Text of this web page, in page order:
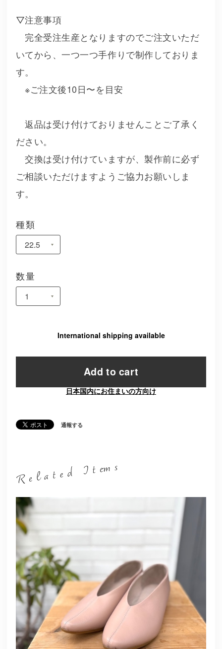
▽注意事項
完全受注生産となりますのでご注文いただ
いてから、一つ一つ手作りで制作しておりま
す。
※ご注文後10日〜を目安
返品は受け付けておりませんことご了承く
ださい。
交換は受け付けていますが、製作前に必ず
ご相談いただけますようご協力お願いしま
す。
種類
数量
International shipping available
Add to cart
日本国内にお住まいの方向け
通報する